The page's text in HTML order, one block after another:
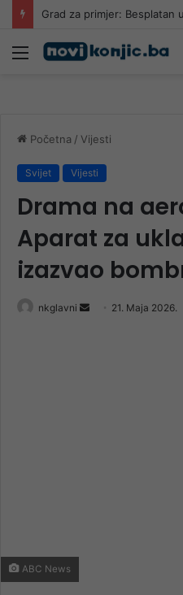
Meni
Početna / Vijesti
Svijet Vijesti
Drama na
Aparat za
izazvao
nkglavni
Send 21. Maja 2026.
ABC News